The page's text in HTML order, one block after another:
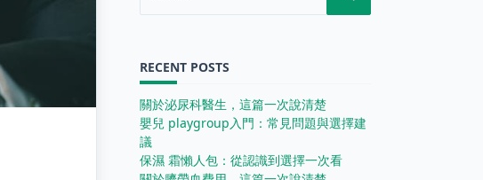
RECENT POSTS
關於泌尿科醫生，這篇一次說清楚
嬰兒 playgroup入門：常見問題與選擇建
議
保濕 霜懶人包：從認識到選擇一次看